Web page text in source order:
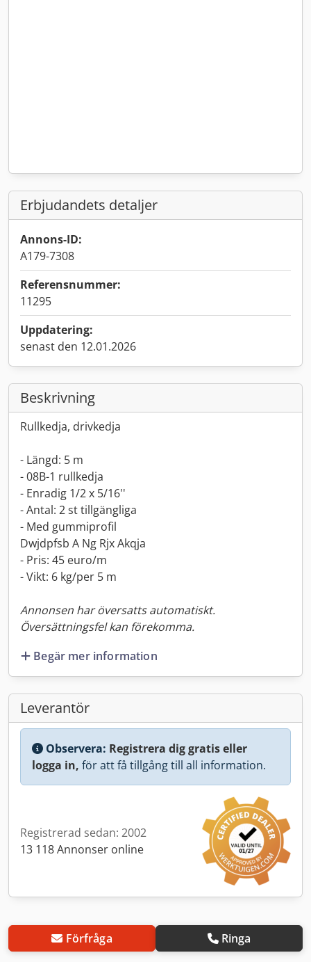
Erbjudandets detaljer
Annons-ID:
A179-7308
Referensnummer:
11295
Uppdatering:
senast den 12.01.2026
Beskrivning
Rullkedja, drivkedja
- Längd: 5 m
- 08B-1 rullkedja
- Enradig 1/2 x 5/16''
- Antal: 2 st tillgängliga
- Med gummiprofil
Dwjdpfsb A Ng Rjx Akqja
- Pris: 45 euro/m
- Vikt: 6 kg/per 5 m
Annonsen har översatts automatiskt.
Översättningsfel kan förekomma.
Begär mer information
Leverantör
Observera: Registrera dig gratis eller
logga in, för att få tillgång till all information.
Registrerad sedan: 2002
13 118 Annonser online
Förfråga Ringa